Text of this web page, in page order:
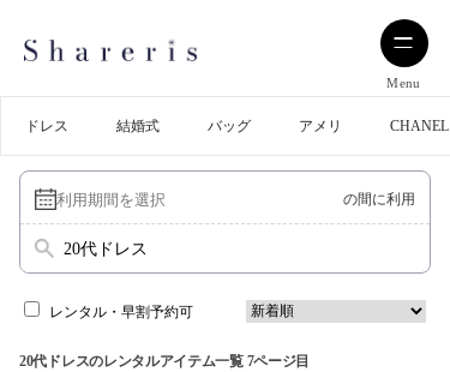
Menu
ドレス 結婚式 バッグ アメリ CHANEL
の間に利用
20代ドレス
レンタル・早割予約可
20代ドレスのレンタルアイテム一覧 7ページ目